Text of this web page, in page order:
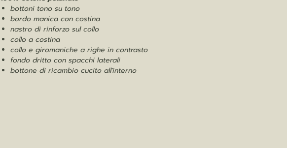
bottoni tono su tono
bordo manica con costina
nastro di rinforzo sul collo
collo a costina
collo e giromaniche a righe in contrasto
fondo dritto con spacchi laterali
bottone di ricambio cucito all'interno